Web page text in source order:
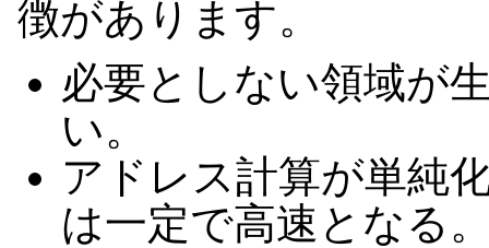
徴があります。
必要としない領域が
い。
アドレス計算が単純
は一定で高速となる